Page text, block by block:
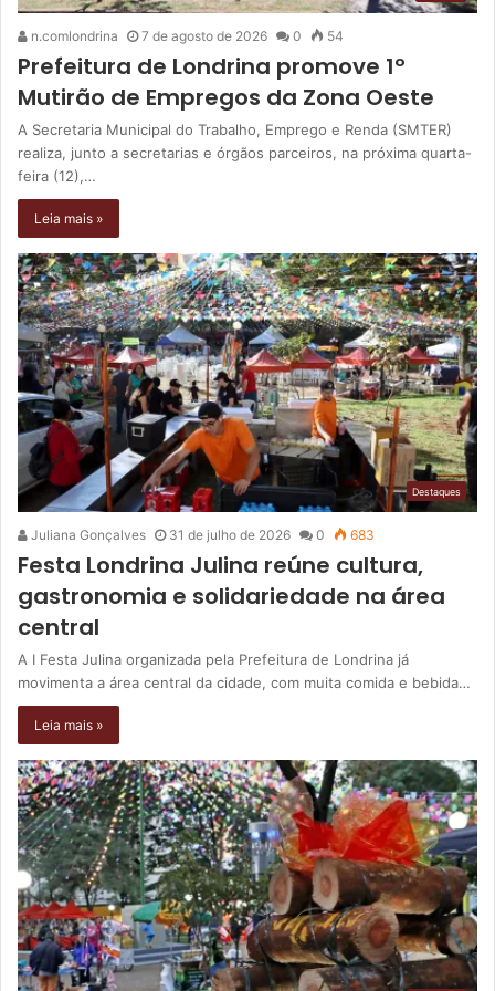
n.comlondrina 7 de agosto de 2026 0 54
Prefeitura de Londrina promove 1º
Mutirão de Empregos da Zona Oeste
A Secretaria Municipal do Trabalho, Emprego e Renda (SMTER)
realiza, junto a secretarias e órgãos parceiros, na próxima quarta-
feira (12),…
Leia mais »
Destaques
Juliana Gonçalves 31 de julho de 2026 0 683
Festa Londrina Julina reúne cultura,
gastronomia e solidariedade na área
central
A I Festa Julina organizada pela Prefeitura de Londrina já
movimenta a área central da cidade, com muita comida e bebida…
Leia mais »